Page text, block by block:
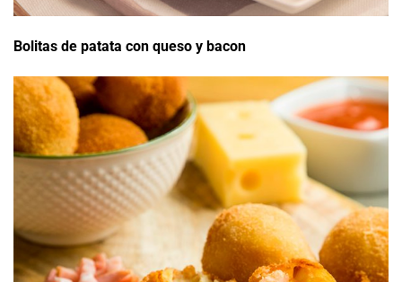
Bolitas de patata con queso y bacon